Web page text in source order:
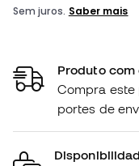
Produto
Compra
portes de